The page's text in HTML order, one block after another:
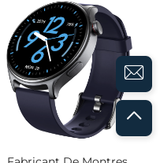
Transfrontalier, Q12 - Vente
En Gros Pour Commerce
Extérieur